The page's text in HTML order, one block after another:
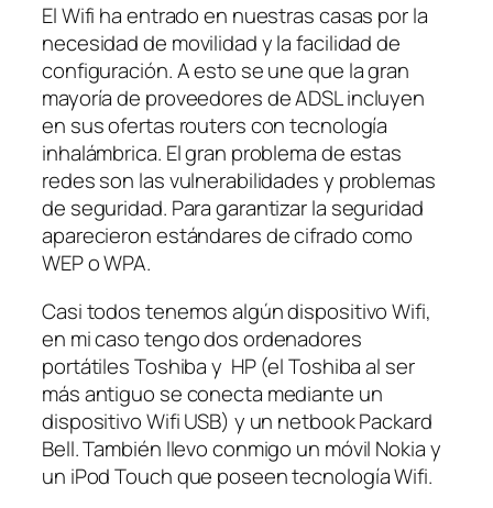
El Wifi ha entrado en nuestras casas por la
necesidad de movilidad y la facilidad de
configuración. A esto se une que la gran
mayoría de proveedores de ADSL incluyen
en sus ofertas routers con tecnología
inhalámbrica. El gran problema de estas
redes son las vulnerabilidades y problemas
de seguridad. Para garantizar la seguridad
aparecieron estándares de cifrado como
WEP o WPA.
Casi todos tenemos algún dispositivo Wifi,
en mi caso tengo dos ordenadores
portátiles Toshiba y HP (el Toshiba al ser
más antiguo se conecta mediante un
dispositivo Wifi USB) y un netbook Packard
Bell. También llevo conmigo un móvil Nokia y
un iPod Touch que poseen tecnología Wifi.